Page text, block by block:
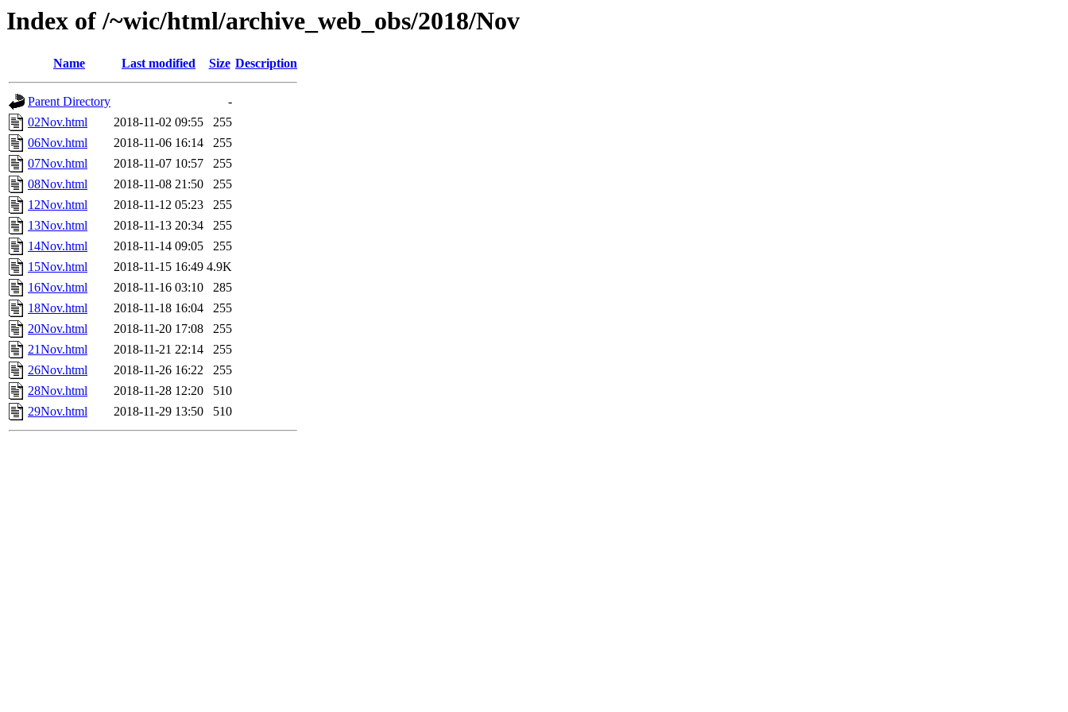
Index of /~wic/html/archive_web_obs/2018/Nov
Name Last modified Size Description
Parent Directory
-
02Nov.html
2018-11-02 09:55
255
06Nov.html
2018-11-06 16:14
255
07Nov.html
2018-11-07 10:57
255
08Nov.html
2018-11-08 21:50
255
12Nov.html
2018-11-12 05:23
255
13Nov.html
2018-11-13 20:34
255
14Nov.html
2018-11-14 09:05
255
15Nov.html
2018-11-15 16:49 4.9K
16Nov.html
2018-11-16 03:10
285
18Nov.html
2018-11-18 16:04
255
20Nov.html
2018-11-20 17:08
255
21Nov.html
2018-11-21 22:14
255
26Nov.html
2018-11-26 16:22
255
28Nov.html
2018-11-28 12:20
510
29Nov.html
2018-11-29 13:50 510